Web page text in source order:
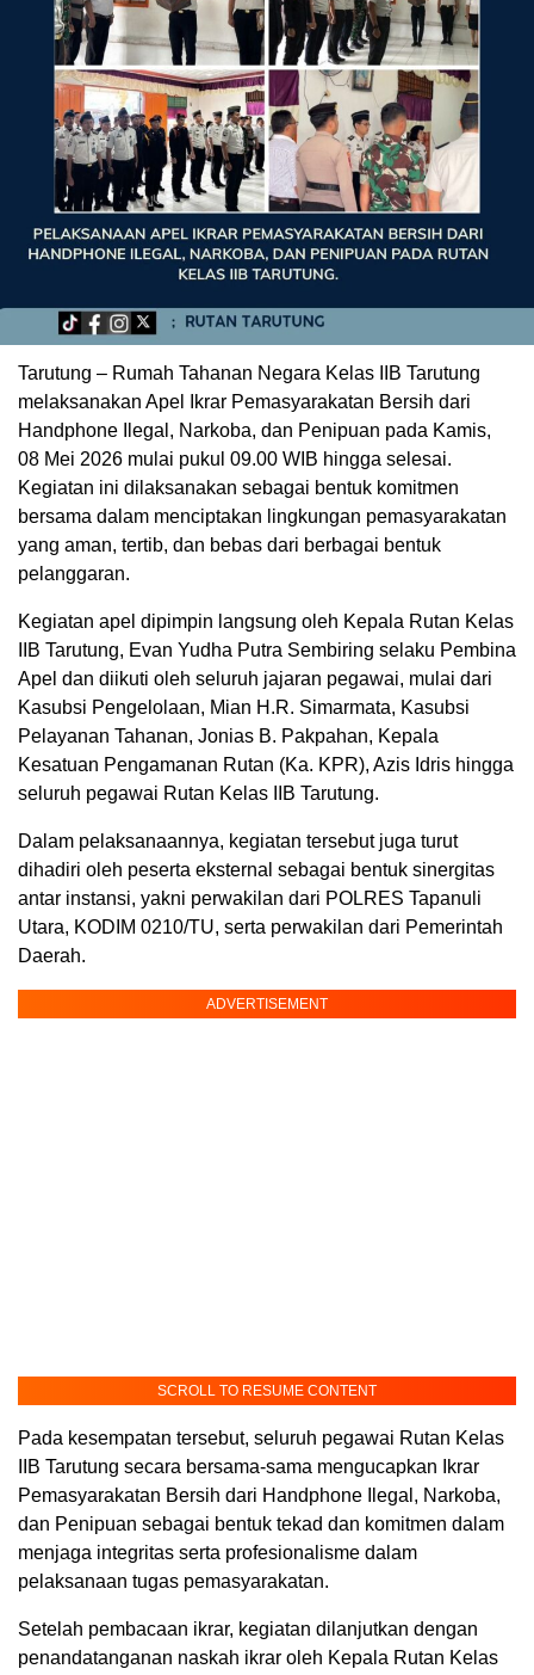
Tarutung – Rumah Tahanan Negara Kelas IIB Tarutung
melaksanakan Apel Ikrar Pemasyarakatan Bersih dari
Handphone Ilegal, Narkoba, dan Penipuan pada Kamis,
08 Mei 2026 mulai pukul 09.00 WIB hingga selesai.
Kegiatan ini dilaksanakan sebagai bentuk komitmen
bersama dalam menciptakan lingkungan pemasyarakatan
yang aman, tertib, dan bebas dari berbagai bentuk
pelanggaran.
Kegiatan apel dipimpin langsung oleh Kepala Rutan Kelas
IIB Tarutung, Evan Yudha Putra Sembiring selaku Pembina
Apel dan diikuti oleh seluruh jajaran pegawai, mulai dari
Kasubsi Pengelolaan, Mian H.R. Simarmata, Kasubsi
Pelayanan Tahanan, Jonias B. Pakpahan, Kepala
Kesatuan Pengamanan Rutan (Ka. KPR), Azis Idris hingga
seluruh pegawai Rutan Kelas IIB Tarutung.
Dalam pelaksanaannya, kegiatan tersebut juga turut
dihadiri oleh peserta eksternal sebagai bentuk sinergitas
antar instansi, yakni perwakilan dari POLRES Tapanuli
Utara, KODIM 0210/TU, serta perwakilan dari Pemerintah
Daerah.
ADVERTISEMENT
SCROLL TO RESUME CONTENT
Pada kesempatan tersebut, seluruh pegawai Rutan Kelas
IIB Tarutung secara bersama-sama mengucapkan Ikrar
Pemasyarakatan Bersih dari Handphone Ilegal, Narkoba,
dan Penipuan sebagai bentuk tekad dan komitmen dalam
menjaga integritas serta profesionalisme dalam
pelaksanaan tugas pemasyarakatan.
Setelah pembacaan ikrar, kegiatan dilanjutkan dengan
penandatanganan naskah ikrar oleh Kepala Rutan Kelas